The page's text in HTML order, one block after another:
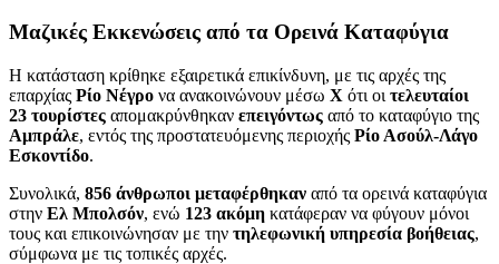
Μαζικές Εκκενώσεις από τα Ορεινά Καταφύγια
Η κατάσταση κρίθηκε εξαιρετικά επικίνδυνη, με τις αρχές της
επαρχίας Ρίο Νέγρο να ανακοινώνουν μέσω X ότι οι τελευταίοι
23 τουρίστες απομακρύνθηκαν επειγόντως από το καταφύγιο της
Αμπράλε, εντός της προστατευόμενης περιοχής Ρίο Ασούλ-Λάγο
Εσκοντίδο.
Συνολικά, 856 άνθρωποι μεταφέρθηκαν από τα ορεινά καταφύγια
στην Ελ Μπολσόν, ενώ 123 ακόμη κατάφεραν να φύγουν μόνοι
τους και επικοινώνησαν με την τηλεφωνική υπηρεσία βοήθειας,
σύμφωνα με τις τοπικές αρχές.